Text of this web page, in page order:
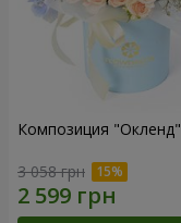
Композиция "Окленд"
3 058 грн